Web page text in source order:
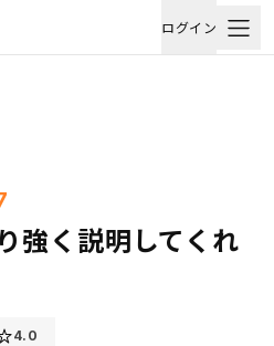
ログイン
強く説明してくれ
4.0